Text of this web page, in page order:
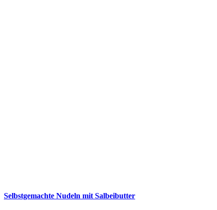
Selbstgemachte Nudeln mit Salbeibutter